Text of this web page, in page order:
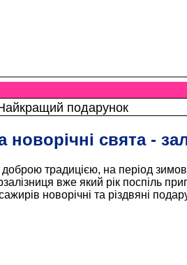
подарунок
новорічні свята -
традицією, на період
вже який рік поспіль
новорічні та різдвяні